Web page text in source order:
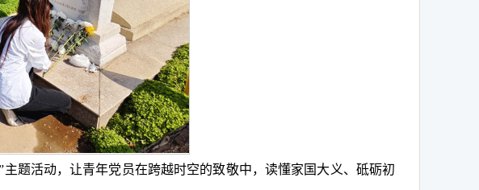
题活动，让青年党员在跨越时空的致敬中，读懂家国大义、砥砺初